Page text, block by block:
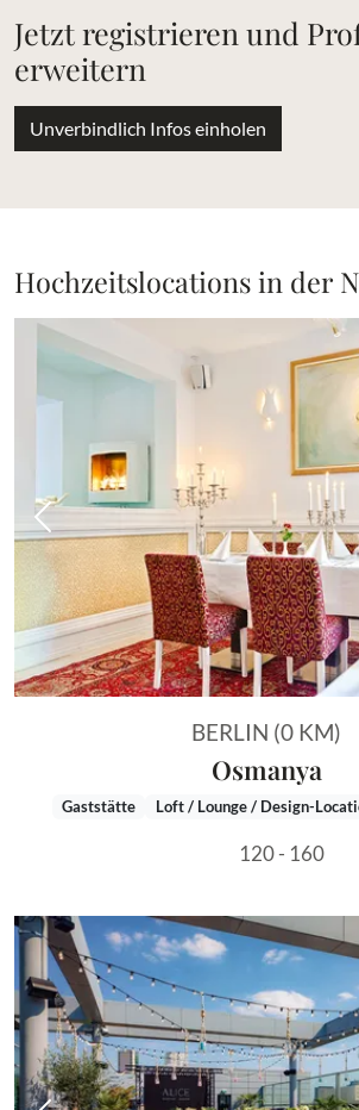
Jetzt registrieren und
erweitern
Unverbindlich Infos einholen
Hochzeitslocations in der
Vorheriges Bild
BERLIN (0 KM)
Osmanya
Gaststätte Loft / Lounge / Design-
120 - 160